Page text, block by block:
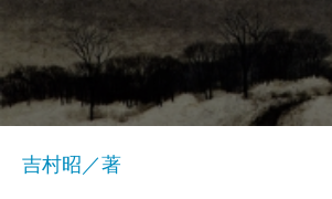
吉村昭／著